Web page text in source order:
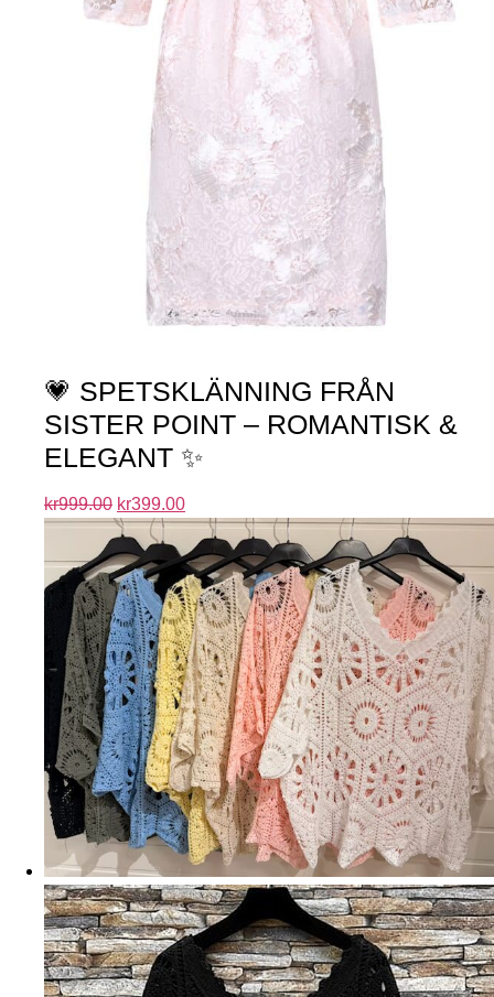
💗 SPETSKLÄNNING FRÅN
SISTER POINT – ROMANTISK &
ELEGANT ✨
kr999.00 kr399.00